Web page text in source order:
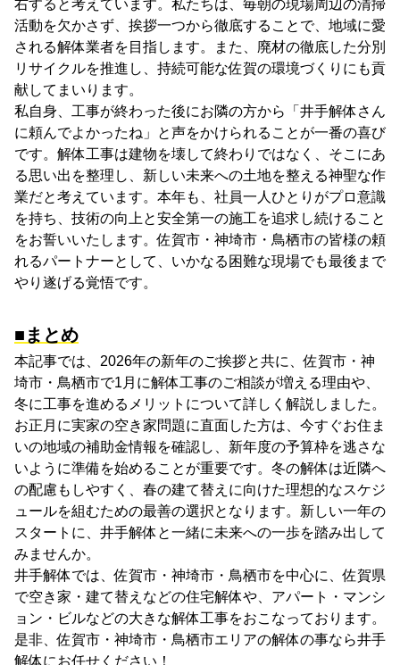
右すると考えています。私たちは、毎朝の現場周辺の清掃
活動を欠かさず、挨拶一つから徹底することで、地域に愛
される解体業者を目指します。また、廃材の徹底した分別
リサイクルを推進し、持続可能な佐賀の環境づくりにも貢
献してまいります。
私自身、工事が終わった後にお隣の方から「井手解体さん
に頼んでよかったね」と声をかけられることが一番の喜び
です。解体工事は建物を壊して終わりではなく、そこにあ
る思い出を整理し、新しい未来への土地を整える神聖な作
業だと考えています。本年も、社員一人ひとりがプロ意識
を持ち、技術の向上と安全第一の施工を追求し続けること
をお誓いいたします。佐賀市・神埼市・鳥栖市の皆様の頼
れるパートナーとして、いかなる困難な現場でも最後まで
やり遂げる覚悟です。
■まとめ
本記事では、2026年の新年のご挨拶と共に、佐賀市・神
埼市・鳥栖市で1月に解体工事のご相談が増える理由や、
冬に工事を進めるメリットについて詳しく解説しました。
お正月に実家の空き家問題に直面した方は、今すぐお住ま
いの地域の補助金情報を確認し、新年度の予算枠を逃さな
いように準備を始めることが重要です。冬の解体は近隣へ
の配慮もしやすく、春の建て替えに向けた理想的なスケジ
ュールを組むための最善の選択となります。新しい一年の
スタートに、井手解体と一緒に未来への一歩を踏み出して
みませんか。
井手解体では、佐賀市・神埼市・鳥栖市を中心に、佐賀県
で空き家・建て替えなどの住宅解体や、アパート・マンシ
ョン・ビルなどの大きな解体工事をおこなっております。
是非、佐賀市・神埼市・鳥栖市エリアの解体の事なら井手
解体にお任せください！